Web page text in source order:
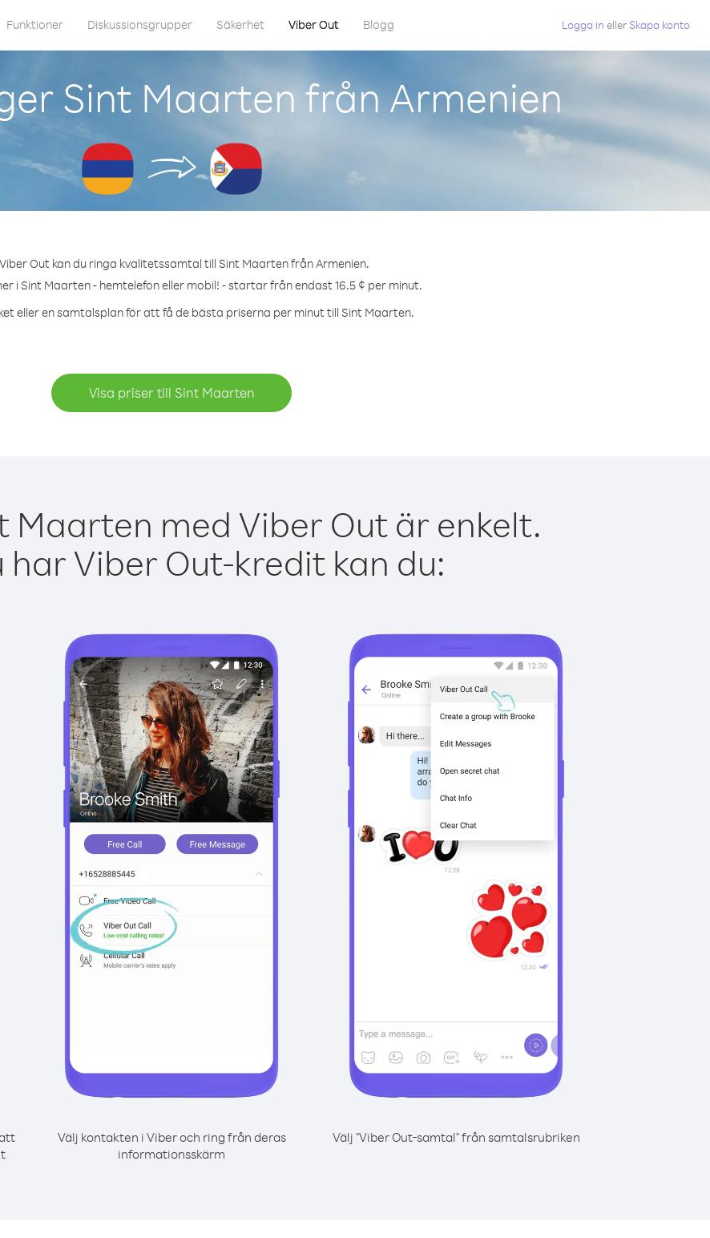
Funktioner Diskussionsgrupper Säkerhet Viber Out Blogg Logga in eller Skapa konto
Sint Maarten från Armenien
Out kan du ringa kvalitetssamtal till Sint Maarten från Armenien.
i Sint Maarten - hemtelefon eller mobil! - startar från endast 16.5 ¢ per minut.
eller en samtalsplan för att få de bästa priserna per minut till Sint Maarten.
Visa priser till Sint Maarten
Maarten med Viber Out är enkelt.
har Viber Out-kredit kan du:
Välj kontakten i Viber och ring från deras
informationsskärm
Välj "Viber Out-samtal" från samtalsrubriken